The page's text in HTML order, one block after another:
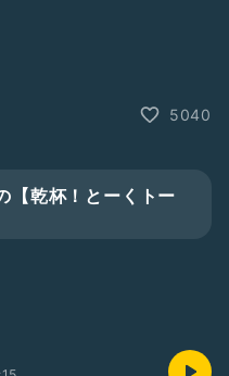
5040
【乾杯！とーくトー